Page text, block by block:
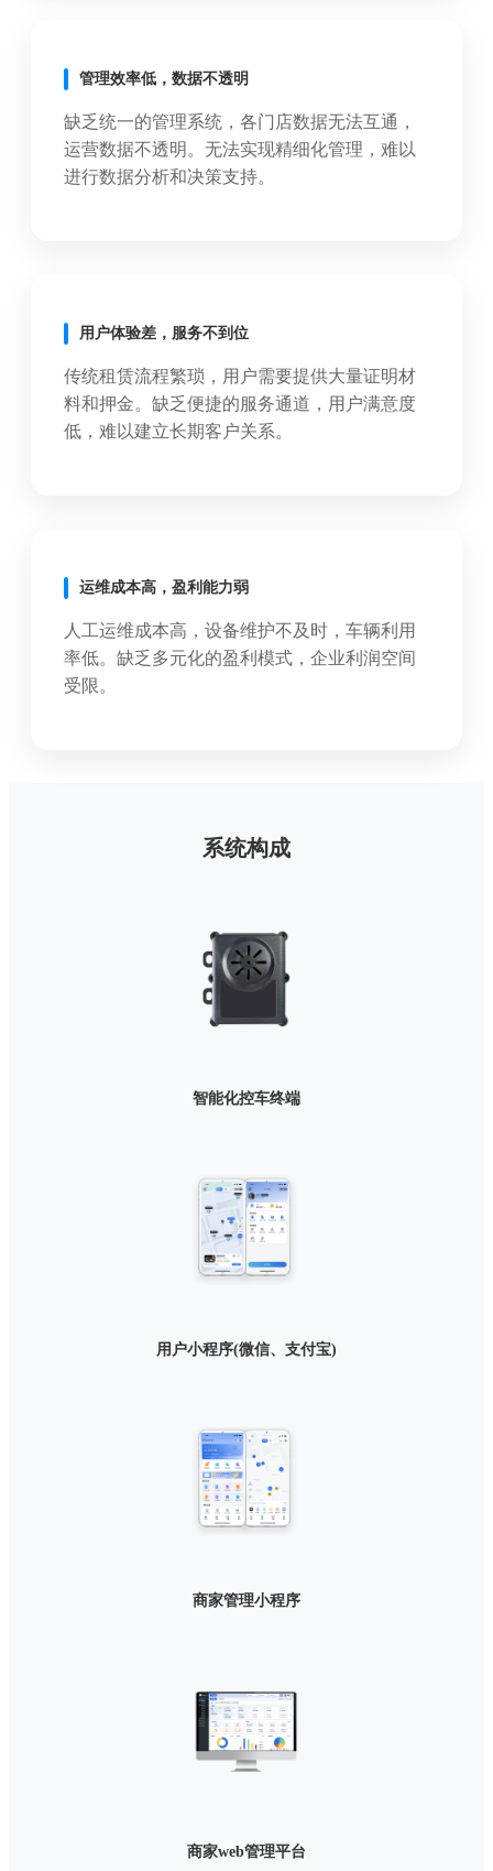
管理效率低，数据不透明
缺乏统一的管理系统，各门店数据无法互通，
运营数据不透明。无法实现精细化管理，难以
进行数据分析和决策支持。
用户体验差，服务不到位
传统租赁流程繁琐，用户需要提供大量证明材
料和押金。缺乏便捷的服务通道，用户满意度
低，难以建立长期客户关系。
运维成本高，盈利能力弱
人工运维成本高，设备维护不及时，车辆利用
率低。缺乏多元化的盈利模式，企业利润空间
受限。
系统构成
智能化控车终端
用户小程序(微信、支付宝)
商家管理小程序
商家web管理平台